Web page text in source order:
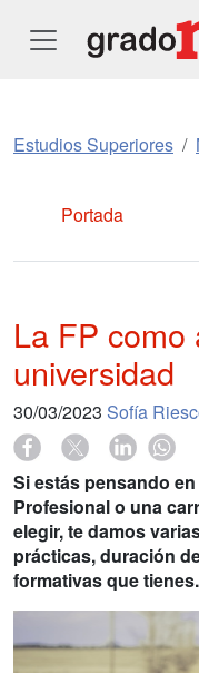
Estudios Superiores
Portada
La FP como
universidad
30/03/2023 Sofía
Si estás pensando
Profesional o una
elegir, te damos
prácticas, duración
formativas que tienes.